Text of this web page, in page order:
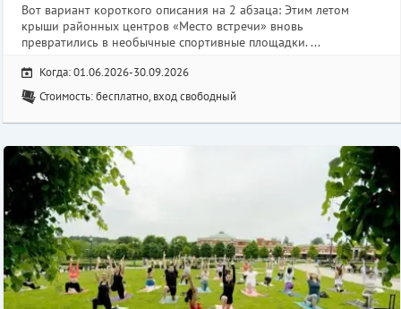
Вот вариант короткого описания на 2 абзаца: Этим летом
крыши районных центров «Место встречи» вновь
превратились в необычные спортивные площадки. ...
Когда: 01.06.2026-30.09.2026
Стоимость: бесплатно, вход свободный